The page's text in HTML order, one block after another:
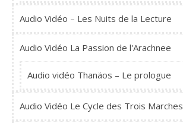
Audio Vidéo – Les Nuits de la Lecture
Audio Vidéo La Passion de l'Arachnee
Audio vidéo Thanäos – Le prologue
Audio Vidéo Le Cycle des Trois Marches